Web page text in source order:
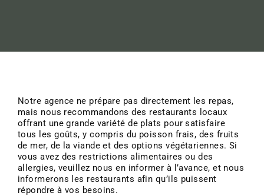
Notre agence ne prépare pas directement les repas,
mais nous recommandons des restaurants locaux
offrant une grande variété de plats pour satisfaire
tous les goûts, y compris du poisson frais, des fruits
de mer, de la viande et des options végétariennes. Si
vous avez des restrictions alimentaires ou des
allergies, veuillez nous en informer à l’avance, et nous
informerons les restaurants afin qu’ils puissent
répondre à vos besoins.